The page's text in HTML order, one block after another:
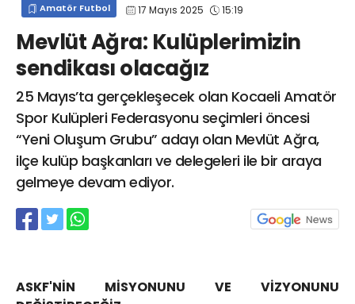
Amatör Futbol 17 Mayıs 2025 15:19
Mevlüt Ağra: Kulüplerimizin
sendikası olacağız
25 Mayıs’ta gerçekleşecek olan Kocaeli Amatör
Spor Kulüpleri Federasyonu seçimleri öncesi
“Yeni Oluşum Grubu” adayı olan Mevlüt Ağra,
ilçe kulüp başkanları ve delegeleri ile bir araya
gelmeye devam ediyor.
ASKF'NİN MİSYONUNU VE VİZYONUNU
info@spor41.com